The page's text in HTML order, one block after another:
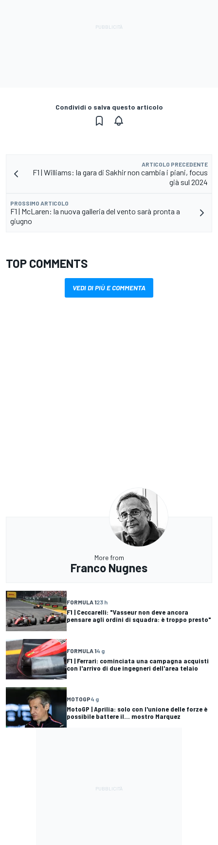
Condividi o salva questo articolo
ARTICOLO PRECEDENTE
F1 | Williams: la gara di Sakhir non cambia i piani, focus
già sul 2024
PROSSIMO ARTICOLO
F1 | McLaren: la nuova galleria del vento sarà pronta a
giugno
TOP COMMENTS
VEDI DI PIÙ E COMMENTA
More from
Franco Nugnes
FORMULA 123 h
F1 | Ceccarelli: "Vasseur non deve ancora
pensare agli ordini di squadra: è troppo presto"
FORMULA 14 g
F1 | Ferrari: cominciata una campagna acquisti
con l'arrivo di due ingegneri dell'area telaio
MOTOGP4 g
MotoGP | Aprilia: solo con l'unione delle forze è
possibile battere il... mostro Marquez